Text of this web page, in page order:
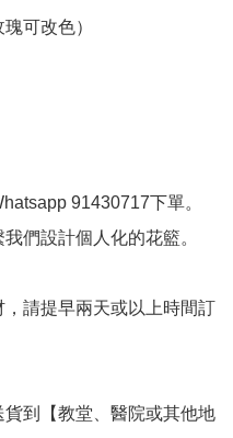
可改色）
91430717下單。
們設計個人化的花籃。
，請提早兩天或以上時間訂
貨到【教堂、醫院或其他地